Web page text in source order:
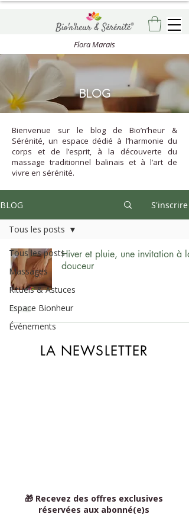
Flora Marais
BLOG
Bienvenue sur le blog de Bio’n’heur &
Sérénité, un espace dédié à l’harmonie du
corps et de l’esprit, à la découverte du
massage traditionnel balinais et à l’art de
vivre en sérénité.
BLOG S'inscrire
Tous les posts
Massages
Rituels & Astuces
Espace Bionheur
Événements
Tous les posts
Hiver et pluie, une invitation à la
douceur
LA NEWSLETTER
🎁 Recevez des offres exclusives
réservées aux abonné(e)s